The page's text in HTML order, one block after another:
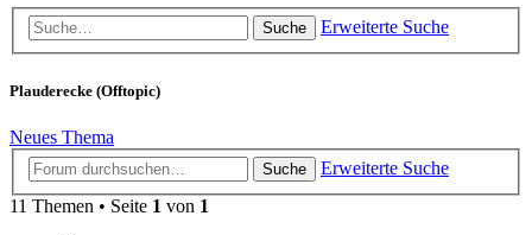
Suche Erweiterte Suche
Plauderecke (Offtopic)
Neues Thema
Suche
Erweiterte Suche
11 Themen • Seite 1 von 1